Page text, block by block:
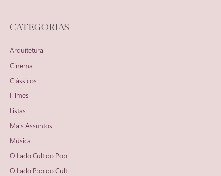
CATEGORIAS
Arquitetura
Cinema
Clássicos
Filmes
Listas
Mais Assuntos
Música
O Lado Cult do Pop
O Lado Pop do Cult